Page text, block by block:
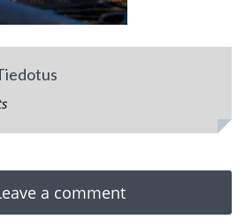
a comment